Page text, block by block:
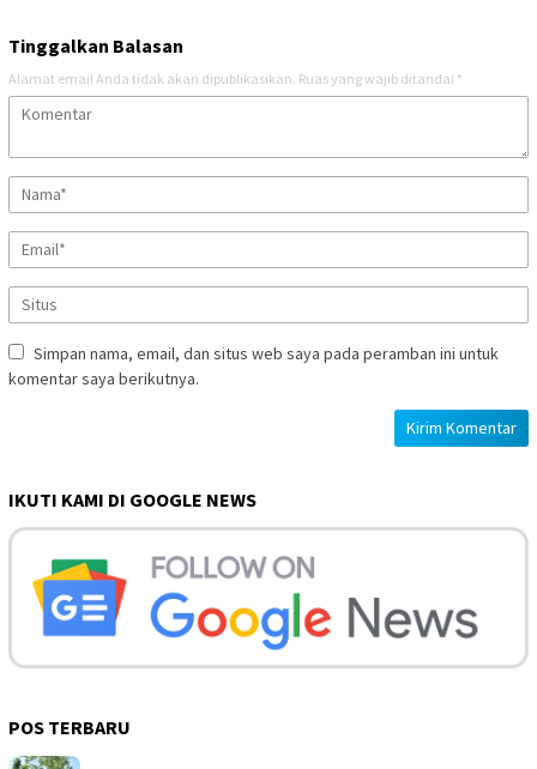
Tinggalkan Balasan
Alamat email Anda tidak akan dipublikasikan. Ruas yang wajib ditandai *
Simpan nama, email, dan situs web saya pada peramban ini untuk
komentar saya berikutnya.
IKUTI KAMI DI GOOGLE NEWS
POS TERBARU